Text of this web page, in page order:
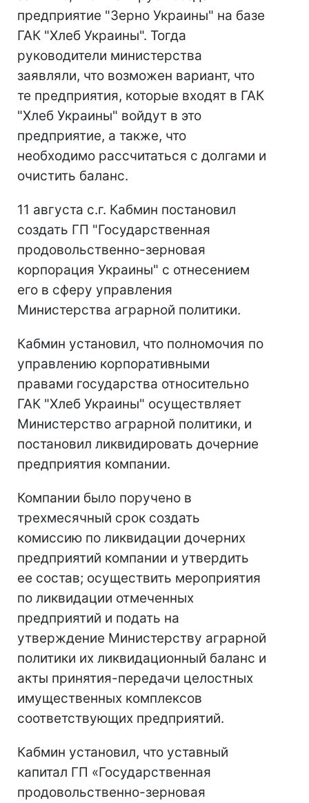
предприятие "Зерно Украины" на базе
ГАК "Хлеб Украины". Тогда
руководители министерства
заявляли, что возможен вариант, что
те предприятия, которые входят в ГАК
"Хлеб Украины" войдут в это
предприятие, а также, что
необходимо рассчитаться с долгами и
очистить баланс.
11 августа с.г. Кабмин постановил
создать ГП "Государственная
продовольственно-зерновая
корпорация Украины" с отнесением
его в сферу управления
Министерства аграрной политики.
Кабмин установил, что полномочия по
управлению корпоративными
правами государства относительно
ГАК "Хлеб Украины" осуществляет
Министерство аграрной политики, и
постановил ликвидировать дочерние
предприятия компании.
Компании было поручено в
трехмесячный срок создать
комиссию по ликвидации дочерних
предприятий компании и утвердить
ее состав; осуществить мероприятия
по ликвидации отмеченных
предприятий и подать на
утверждение Министерству аграрной
политики их ликвидационный баланс и
акты принятия-передачи целостных
имущественных комплексов
соответствующих предприятий.
Кабмин установил, что уставный
капитал ГП «Государственная
продовольственно-зерновая